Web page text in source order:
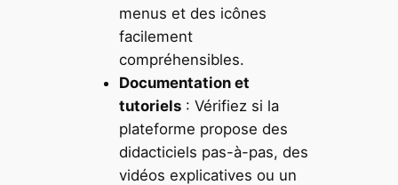
menus et des icônes
facilement
compréhensibles.
Documentation et
tutoriels : Vérifiez si la
plateforme propose des
didacticiels pas-à-pas, des
vidéos explicatives ou un